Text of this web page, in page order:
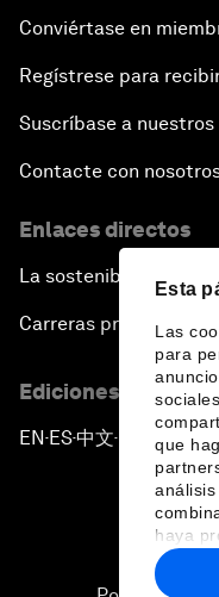
Esta
Las
para
que
haya
hecho
Conviértase en
Regístrese para
Suscríbase a
Contacte con
Enlaces directos
La sostenibilidad en el
Carreras profesionales
Ediciones en otros
EN ▪ ES▪中文▪ 日本語